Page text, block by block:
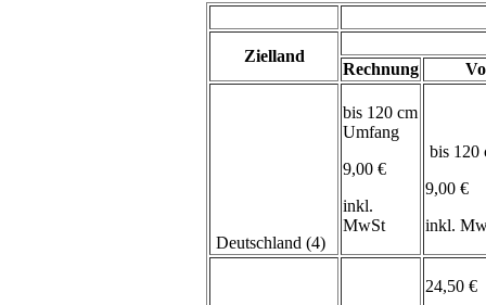
Zielland
Rechnung
Deutschland (4)
bis 120 cm
Umfang
9,00 €
inkl.
MwSt
bis 120
9,00 €
inkl.
24,50 €